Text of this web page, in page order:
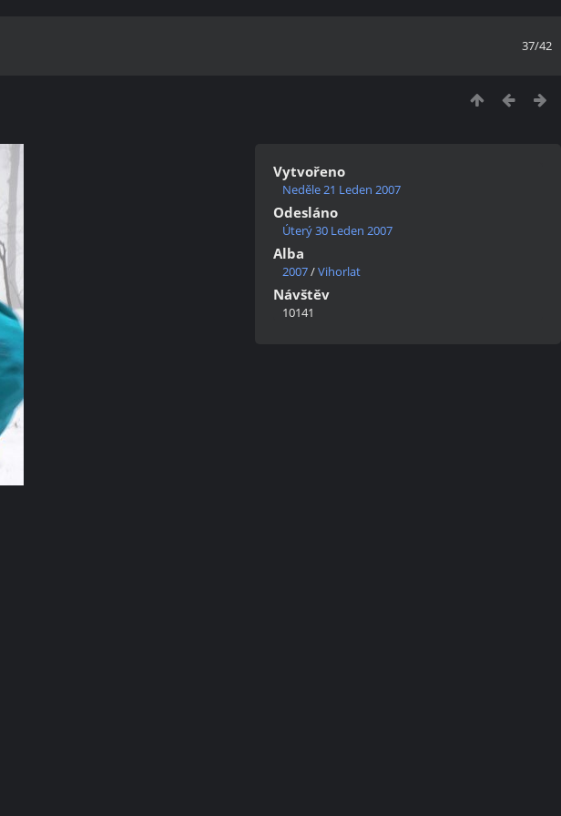
37/42
Vytvořeno
Neděle 21 Leden 2007
Odesláno
Úterý 30 Leden 2007
Alba
2007/Vihorlat
Návštěv
10141